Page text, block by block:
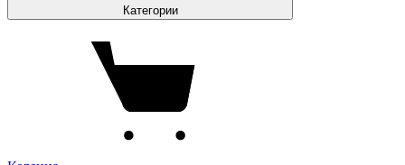
Категории